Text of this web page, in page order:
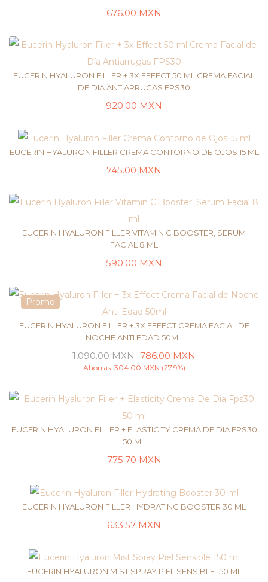
676.00 MXN
EUCERIN HYALURON FILLER + 3X EFFECT 50 ML CREMA FACIAL
DE DÍA ANTIARRUGAS FPS30
920.00 MXN
EUCERIN HYALURON FILLER CREMA CONTORNO DE OJOS 15 ML
745.00 MXN
EUCERIN HYALURON FILLER VITAMIN C BOOSTER, SERUM
FACIAL 8 ML
590.00 MXN
Promo
AÑADIR AL CARRITO
EUCERIN HYALURON FILLER + 3X EFFECT CREMA FACIAL DE
NOCHE ANTI EDAD 50ML
1,090.00MXN 786.00 MXN
Ahorras: 304.00 MXN (27.9%)
EUCERIN HYALURON FILLER + ELASTICITY CREMA DE DIA FPS30
50 ML
775.70 MXN
EUCERIN HYALURON FILLER HYDRATING BOOSTER 30 ML
633.57 MXN
EUCERIN HYALURON MIST SPRAY PIEL SENSIBLE 150 ML